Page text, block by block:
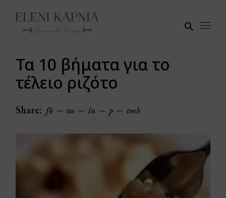
Τα 10 βήματα για το
τέλειο ριζότο
Share: fb tw ln p tmb